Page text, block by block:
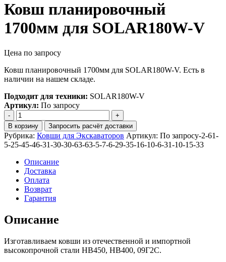
Ковш планировочный
1700мм для SOLAR180W-V
Цена по запросу
Ковш планировочный 1700мм для SOLAR180W-V. Есть в
наличии на нашем складе.
Подходит для техники: SOLAR180W-V
Артикул: По запросу
Количество
Ковш
планировочный
1700мм
для
SOLAR180W-
В корзину Запросить расчёт доставки
Рубрика: Ковши для Экскаваторов Артикул: По запросу-2-61-
5-25-45-46-31-30-30-63-63-5-7-6-29-35-16-10-6-31-10-15-33
Описание
Доставка
Оплата
Возврат
Гарантия
Описание
Изготавливаем ковши из отечественной и импортной
высокопрочной стали HB450, HB400, 09Г2С.